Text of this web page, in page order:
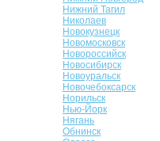
Нижний Тагил
Николаев
Новокузнецк
Новомосковск
Новороссийск
Новосибирск
Новоуральск
Новочебоксарск
Норильск
Нью-Йорк
Нягань
Обнинск